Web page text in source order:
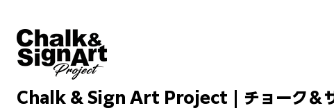
Chalk & Sign Art Project | チョーク＆サ